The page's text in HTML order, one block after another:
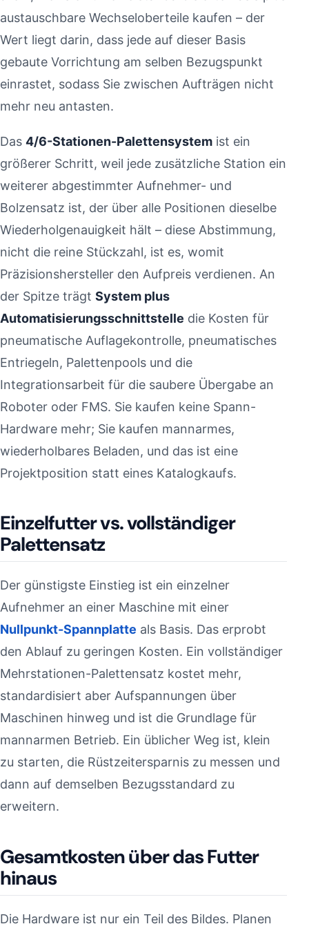
austauschbare Wechseloberteile kaufen – der
Wert liegt darin, dass jede auf dieser Basis
gebaute Vorrichtung am selben Bezugspunkt
einrastet, sodass Sie zwischen Aufträgen nicht
mehr neu antasten.
Das 4/6-Stationen-Palettensystem ist ein
größerer Schritt, weil jede zusätzliche Station ein
weiterer abgestimmter Aufnehmer- und
Bolzensatz ist, der über alle Positionen dieselbe
Wiederholgenauigkeit hält – diese Abstimmung,
nicht die reine Stückzahl, ist es, womit
Präzisionshersteller den Aufpreis verdienen. An
der Spitze trägt System plus
Automatisierungsschnittstelle die Kosten für
pneumatische Auflagekontrolle, pneumatisches
Entriegeln, Palettenpools und die
Integrationsarbeit für die saubere Übergabe an
Roboter oder FMS. Sie kaufen keine Spann-
Hardware mehr; Sie kaufen mannarmes,
wiederholbares Beladen, und das ist eine
Projektposition statt eines Katalogkaufs.
Einzelfutter vs. vollständiger
Palettensatz
Der günstigste Einstieg ist ein einzelner
Aufnehmer an einer Maschine mit einer
Nullpunkt-Spannplatte als Basis. Das erprobt
den Ablauf zu geringen Kosten. Ein vollständiger
Mehrstationen-Palettensatz kostet mehr,
standardisiert aber Aufspannungen über
Maschinen hinweg und ist die Grundlage für
mannarmen Betrieb. Ein üblicher Weg ist, klein
zu starten, die Rüstzeitersparnis zu messen und
dann auf demselben Bezugsstandard zu
erweitern.
Gesamtkosten über das Futter
hinaus
Die Hardware ist nur ein Teil des Bildes. Planen